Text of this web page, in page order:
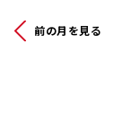
前の月を見る